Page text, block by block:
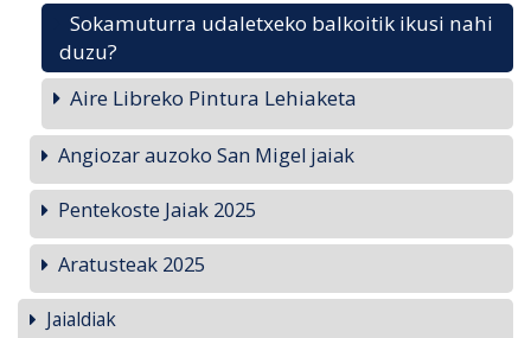
Sokamuturra udaletxeko balkoitik ikusi nahi
duzu?
Aire Libreko Pintura Lehiaketa
Angiozar auzoko San Migel jaiak
Pentekoste Jaiak 2025
Aratusteak 2025
Jaialdiak